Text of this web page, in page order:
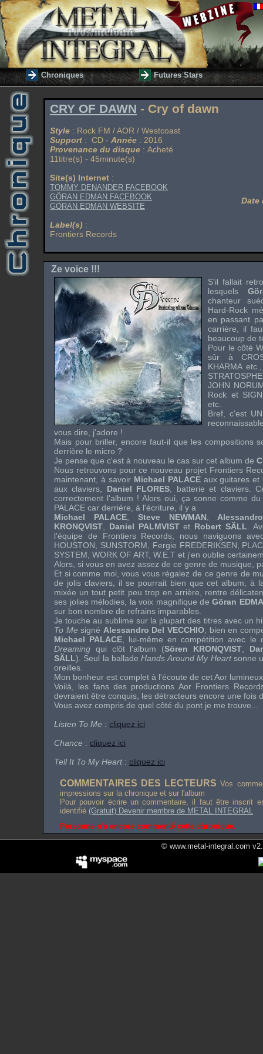
Chroniques Futures Stars
CRY OF DAWN - Cry of dawn
Style : Rock FM / AOR / Westcoast
Support : CD - Année : 2016
Provenance du disque : Acheté
11titre(s) - 45minute(s)
Site(s) Internet :
TOMMY DENANDER FACEBOOK
GÖRAN EDMAN FACEBOOK
GÖRAN EDMAN WEBSITE
Label(s) :
Frontiers Records
Date
Ze voice !!!
S'il fallait
lesquels
chanteur
Hard-Rock
en passant
carrière, il
beaucoup de
Pour le côté
sûr à
KHARMA
JOHN
Rock et
etc.
Bref, c'est
vous dire, j'adore !
Mais pour briller, encore faut-il que les compositions
derrière le micro ?
Je pense que c'est à nouveau le cas sur cet album de
Nous retrouvons pour ce nouveau projet Frontiers
maintenant, à savoir Michael PALACEaux guitares et
aux claviers, Daniel FLORES , batterie et claviers.
correctement l'album ! Alors oui, ça sonne comme du
PALACE car derrière, à l'écriture, il y a
Michael PALACE, Steve NEWMAN
KRONQVIST
Daniel PALMVISTet Robert SÄLL .
l'équipe de Frontiers Records , nous naviguons
HOUSTON
SUNSTORM Fergie FREDERIKSEN
SYSTEM WORK OF ART, W.E.T et j'en oublie
Alors, si vous en avez assez de ce genre de musique,
Et si comme moi, vous vous régalez de ce genre de
de jolis claviers, il se pourrait bien que cet album, à
mixée un tout petit peu trop en arrière, rentre
ses jolies mélodies, la voix magnifique deGöran
sur bon nombre de refrains imparables.
Je touche au sublime sur la plupart des titres avec un
To Me signé Alessandro Del VECCHIO , bien en
Michael PALACE , lui-même en compétition avec le
Dreaming qui clôt l'album (Sören KRONQVIST,
SÄLL). Seul la balladeHands Around My Heartsonne
oreilles.
Mon bonheur est complet à l'écoute de cet Aor
Voilà, les fans des productions Aor Frontiers
devraient être conquis, les détracteurs encore une fois
Vous avez compris de quel côté du pont je me trouve...
Listen To Me : cliquez ici
Chance : cliquez ici
Tell It To My Heart: cliquez ici
COMMENTAIRES DES LECTEURS Vos
impressions sur la chronique et sur l'album
Pour pouvoir écrire un commentaire, il faut être inscrit
identifié (Gratuit) Devenir membre de METAL INTEGRAL
Personne n'a encore commenté cette chronique.
© www.metal-integral.com